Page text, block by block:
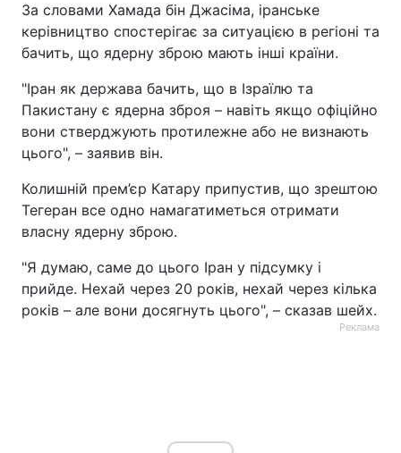
За словами Хамада бін Джасіма, іранське
керівництво спостерігає за ситуацією в регіоні та
бачить, що ядерну зброю мають інші країни.
"Іран як держава бачить, що в Ізраїлю та
Пакистану є ядерна зброя – навіть якщо офіційно
вони стверджують протилежне або не визнають
цього", – заявив він.
Колишній прем’єр Катару припустив, що зрештою
Тегеран все одно намагатиметься отримати
власну ядерну зброю.
"Я думаю, саме до цього Іран у підсумку і
прийде. Нехай через 20 років, нехай через кілька
років – але вони досягнуть цього", – сказав шейх.
Реклама